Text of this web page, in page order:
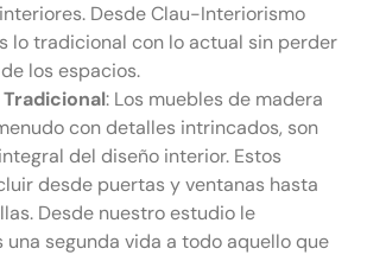
Desde Clau-Interiorismo
lo tradicional con lo actual sin perder
los espacios.
: Los muebles de madera
con detalles intrincados, son
del diseño interior. Estos
desde puertas y ventanas hasta
Desde nuestro estudio le
una segunda vida a todo aquello que